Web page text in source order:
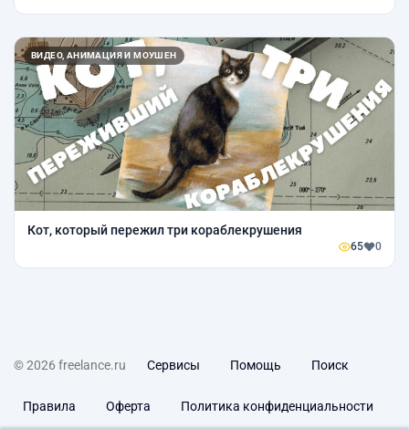
ВИДЕО, АНИМАЦИЯ И МОУШЕН
Кот, который пережил три кораблекрушения
65 0
© 2026 freelance.ru Сервисы Помощь Поиск
Правила Оферта Политика конфиденциальности